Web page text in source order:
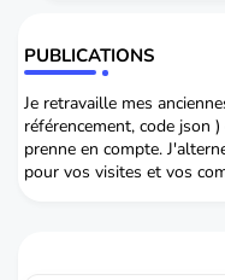
PUBLICATIONS
Je retravaille mes
référencement, code json
prenne en compte.
pour vos visites et vos